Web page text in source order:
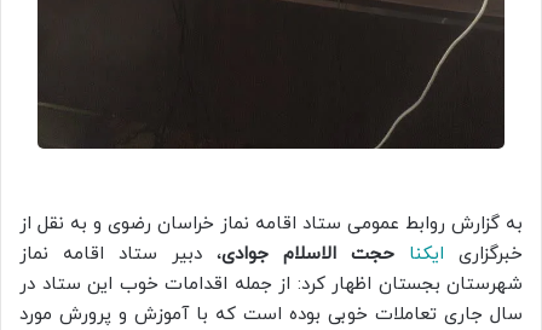
به گزارش روابط عمومی ستاد اقامه نماز خراسان رضوی و به نقل از
خبرگزاری ایکنا حجت الاسلام جوادی، دبیر ستاد اقامه نماز
شهرستان بجستان اظهار کرد: از جمله اقدامات خوب این ستاد در
سال جاری تعاملات خوبی بوده است که با آموزش و پرورش مورد